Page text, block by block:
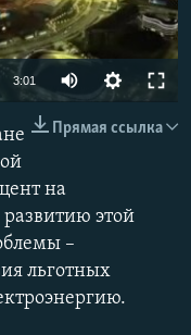
3:01
Прямая ссылка
на
этой
–
льготных